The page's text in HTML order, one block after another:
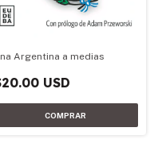
Argentina a medias
USD